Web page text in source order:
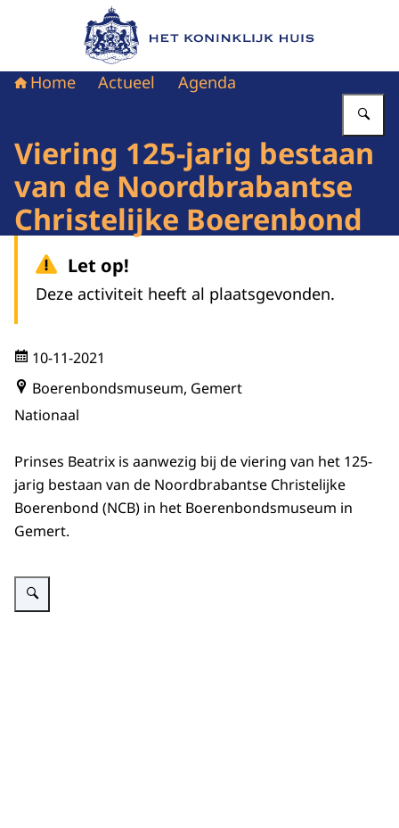
Naar de homepage van Het Koninklijk Huis
Home Actueel Agenda
Viering 125-jarig bestaan
van de Noordbrabantse
Christelijke Boerenbond
Let op!
Deze activiteit heeft al plaatsgevonden.
10-11-2021
Boerenbondsmuseum, Gemert
Nationaal
Prinses Beatrix is aanwezig bij de viering van het 125-
jarig bestaan van de Noordbrabantse Christelijke
Boerenbond (NCB) in het Boerenbondsmuseum in
Gemert.
Vergroot afbeelding Viering 125 jaar Noordbrabantse Christelijke